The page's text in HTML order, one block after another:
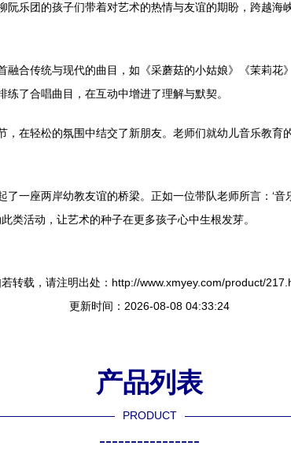
乐团的孩子们带着对艺术的热情与友谊的期盼，跨越
合传统与现代的曲目，如《采蘑菇的小姑娘》《茉莉
了合唱曲目，在互动中增进了理解与默契。
在轻松的氛围中结交了新朋友。老师们就幼儿音乐教
一座两岸幼教友谊的桥梁。正如一位带队老师所言：‘
类活动，让艺术的种子在更多孩子心中生根发芽。
转载，请注明出处：http://www.xmyey.com/product/
更新时间：2026-08-08 04:33:24
产品列表
PRODUCT
----------------